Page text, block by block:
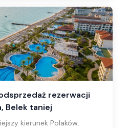
rezerwacji
Belek taniej
kierunek Polaków.